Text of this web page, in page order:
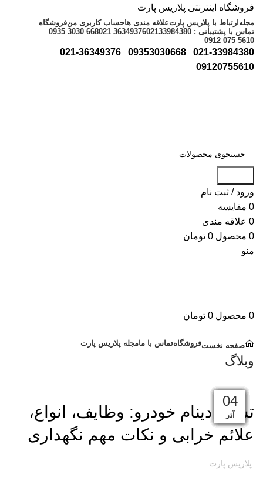
فروشگاه اینترنتی پلاریس پارت
مجله ارتباط با پلاریس پارتعلاقه مندی هاحساب کاربری منفروشگاه
تماس با پشتیبانی : 02133984380
021 36349376
0935 3030 668
0912 075 5610
021-33984380
09353030668
021-36349376
09120755610
ورود / ثبت نام
0 مقایسه
0 علاقه مندی
0 محصول 0 تومان
منو
0 محصول 0 تومان
صفحه نخستفروشگاهتماس با مامجله پلاریس پارت
وبلاگ
قطعات خودرو هایما
تسمه دینام خودرو: وظایف، انواع،
علائم خرابی و نکات مهم نگهداری
پلاریس پارت
27
مرداد
12
اردیبهشت
18
فروردین
16
فروردین
18
اسفند
16
اسفند
02
اسفند
28
بهمن
27
بهمن
25
بهمن
20
بهمن
13
دی
04
آذر